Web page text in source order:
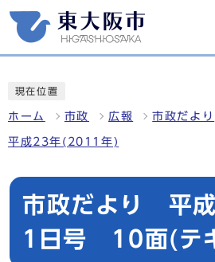
現在位置
ホーム 市政 広報 市政だより
平成23年(2011年)
市政だより 平
1日号 10面(テ